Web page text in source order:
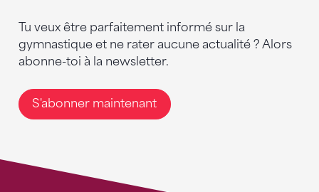
Tu veux être parfaitement informé sur la
gymnastique et ne rater aucune actualité ? Alors
abonne-toi à la newsletter.
S'abonner maintenant